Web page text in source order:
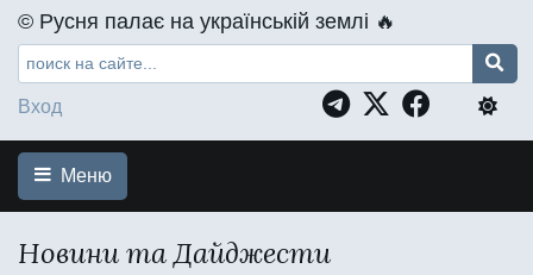
©️ Русня палає на українській землі 🔥
Вход
Меню
Новини та Дайджести